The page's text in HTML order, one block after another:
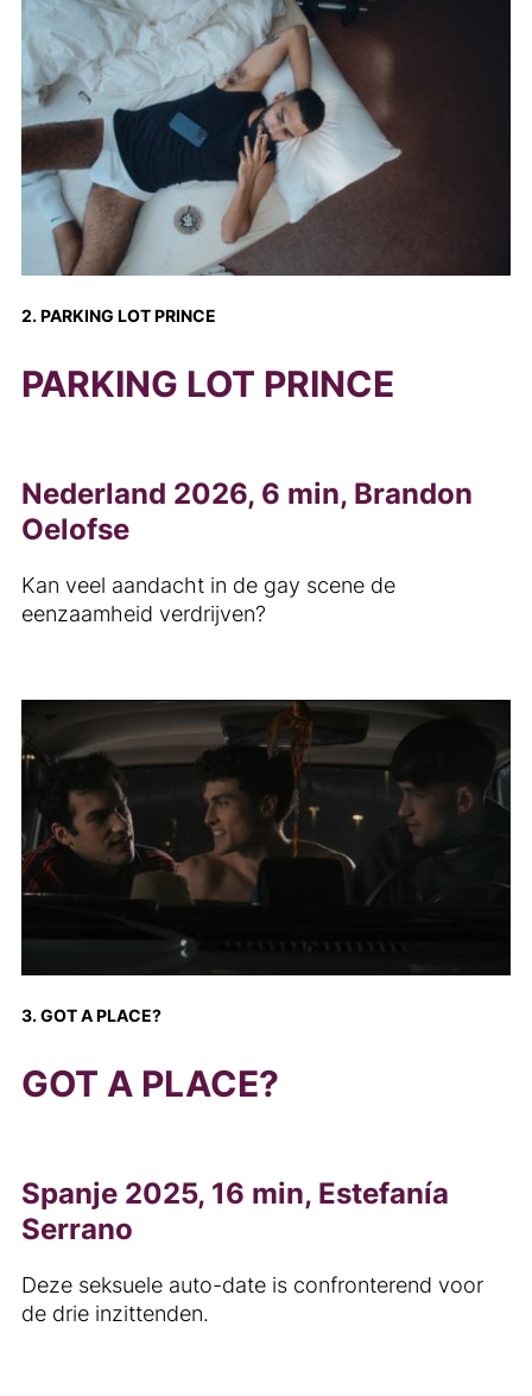
2. PARKING LOT PRINCE
PARKING LOT PRINCE
Nederland 2026, 6 min, Brandon
Oelofse
Kan veel aandacht in de gay scene de
eenzaamheid verdrijven?
3. GOT A PLACE?
GOT A PLACE?
Spanje 2025, 16 min, Estefanía
Serrano
Deze seksuele auto-date is confronterend voor
de drie inzittenden.